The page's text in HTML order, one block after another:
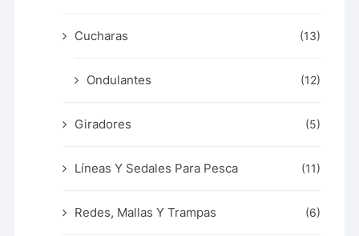
Cucharas (13)
Ondulantes (12)
Giradores (5)
Líneas Y Sedales Para Pesca (11)
Redes, Mallas Y Trampas (6)